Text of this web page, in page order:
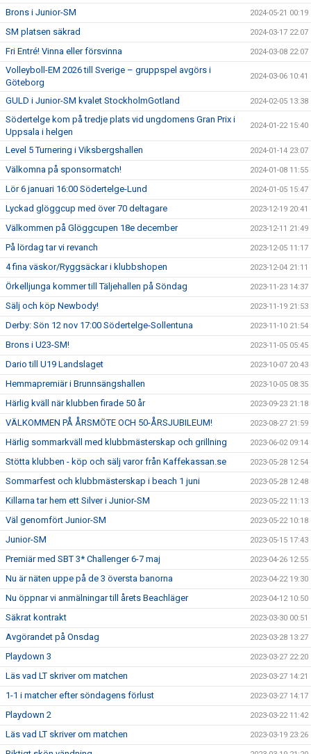
Brons i Junior-SM 2024-05-21 00:19
SM platsen säkrad 2024-03-17 22:07
Fri Entré! Vinna eller försvinna 2024-03-08 22:07
Volleyboll-EM 2026 till Sverige – gruppspel avgörs i
Göteborg
2024-03-06 10:41
GULD i Junior-SM kvalet StockholmGotland 2024-02-05 13:38
Södertelge kom på tredje plats vid ungdomens Gran Prix i
Uppsala i helgen
2024-01-22 15:40
Level 5 Turnering i Viksbergshallen 2024-01-14 23:07
Välkomna på sponsormatch! 2024-01-08 11:55
Lör 6 januari 16:00 Södertelge-Lund 2024-01-05 15:47
Lyckad glöggcup med över 70 deltagare 2023-12-19 20:41
Välkommen på Glöggcupen 18e december 2023-12-11 21:49
På lördag tar vi revanch 2023-12-05 11:17
4 fina väskor/Ryggsäckar i klubbshopen 2023-12-04 21:11
Örkelljunga kommer till Täljehallen på Söndag 2023-11-23 14:37
Sälj och köp Newbody! 2023-11-19 21:53
Derby: Sön 12 nov 17:00 Södertelge-Sollentuna 2023-11-10 21:54
Brons i U23-SM! 2023-11-05 05:45
Dario till U19 Landslaget 2023-10-07 20:43
Hemmapremiär i Brunnsängshallen 2023-10-05 08:35
Härlig kväll när klubben firade 50 år 2023-09-23 21:18
VÄLKOMMEN PÅ ÅRSMÖTE OCH 50-ÅRSJUBILEUM! 2023-08-27 21:59
Härlig sommarkväll med klubbmästerskap och grillning 2023-06-02 09:14
Stötta klubben - köp och sälj varor från Kaffekassan.se 2023-05-28 12:54
Sommarfest och klubbmästerskap i beach 1 juni 2023-05-28 12:48
Killarna tar hem ett Silver i Junior-SM 2023-05-22 11:13
Väl genomfört Junior-SM 2023-05-22 10:18
Junior-SM 2023-05-15 17:43
Premiär med SBT 3* Challenger 6-7 maj 2023-04-26 12:55
Nu är näten uppe på de 3 översta banorna 2023-04-22 19:30
Nu öppnar vi anmälningar till årets Beachläger 2023-04-12 10:50
Säkrat kontrakt 2023-03-30 00:51
Avgörandet på Onsdag 2023-03-28 13:27
Playdown 3 2023-03-27 22:20
Läs vad LT skriver om matchen 2023-03-27 14:21
1-1 i matcher efter söndagens förlust 2023-03-27 14:17
Playdown 2 2023-03-22 11:42
Läs vad LT skriver om matchen 2023-03-19 23:26